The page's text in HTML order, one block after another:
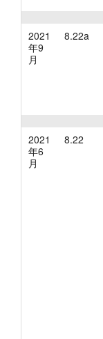
2021
年9
月
8.22a
2021
年6
月
8.22